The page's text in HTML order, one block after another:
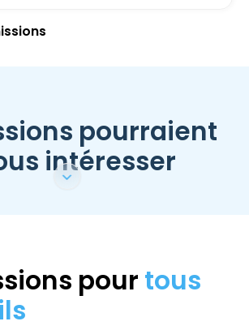
pourraient
intéresser
pour tous